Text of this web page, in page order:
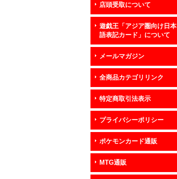
店頭受取について
遊戯王「アジア圏向け日本
語表記カード」について
メールマガジン
全商品カテゴリリンク
特定商取引法表示
プライバシーポリシー
ポケモンカード通販
MTG通販